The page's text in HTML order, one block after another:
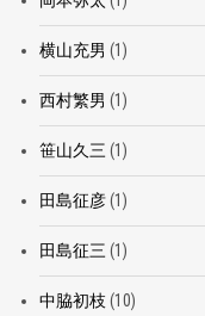
横山充男 (1)
西村繁男 (1)
笹山久三 (1)
田島征彦(1)
田島征三 (1)
中脇初枝 (10)